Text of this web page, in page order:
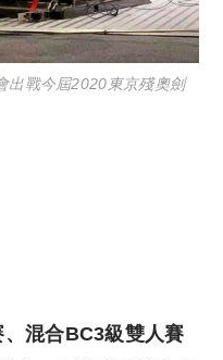
出戰今屆2020東京殘奧劍
混合BC3級雙人賽